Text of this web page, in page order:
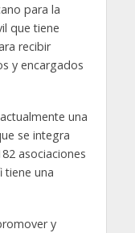
para la
que tiene
recibir
y encargados
una
se integra
asociaciones
tiene una
y